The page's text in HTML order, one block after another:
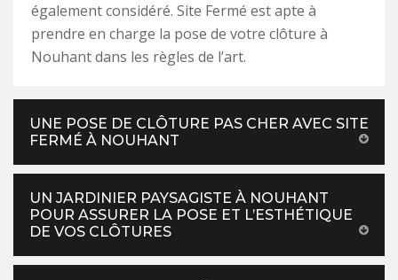
également considéré. Site Fermé est apte à
prendre en charge la pose de votre clôture à
Nouhant dans les règles de l’art.
UNE POSE DE CLÔTURE PAS CHER AVEC SITE
FERMÉ À NOUHANT
UN JARDINIER PAYSAGISTE À NOUHANT
POUR ASSURER LA POSE ET L’ESTHÉTIQUE
DE VOS CLÔTURES